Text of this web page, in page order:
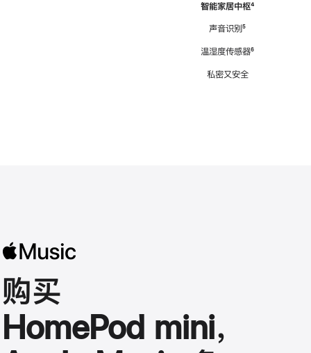
智能家居中枢脚
⁴
声音识别脚
⁵
温湿度传感器脚
⁶
私密又安全
购买
HomePod mini，